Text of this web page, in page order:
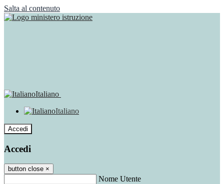
Salta al contenuto
Italiano
Italiano
Accedi
Accedi
button close ×
Nome Utente